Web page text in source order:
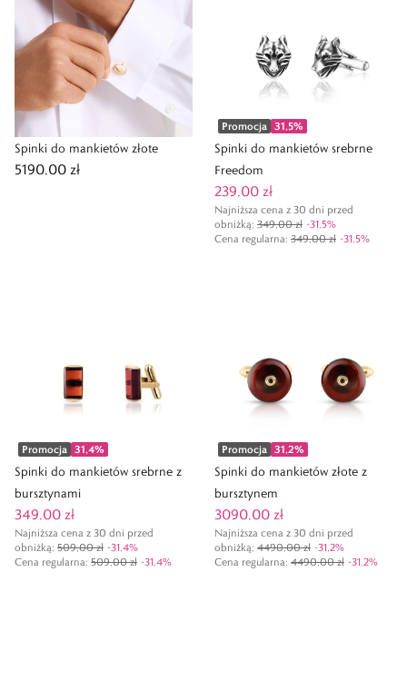
Spinki do mankietów złote
5190,00 zł
Promocja 31,5%
Spinki do mankietów srebrne
Freedom
239,00 zł
Najniższa cena z 30 dni przed
obniżką: 349,00 zł -31,5%
Cena regularna: 349,00 zł -31,5%
Promocja 31,4%
Spinki do mankietów srebrne z
bursztynami
349,00 zł
Najniższa cena z 30 dni przed
obniżką: 509,00 zł -31,4%
Cena regularna: 509,00 zł -31,4%
Promocja 31,2%
Spinki do mankietów złote z
bursztynem
3090,00 zł
Najniższa cena z 30 dni przed
obniżką: 4490,00 zł -31,2%
Cena regularna: 4490,00 zł -31,2%